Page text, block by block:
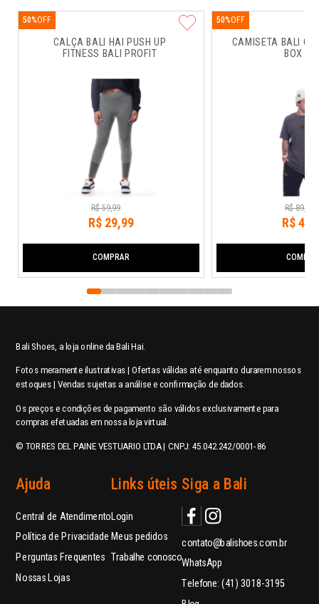
CALÇA BALI HAI PUSH UP
FITNESS BALI PROFIT
50%
R$ 59,99
R$ 29,99
COMPRAR
CAMISETA BALI
BOX
50%
R$ 89,
R$44
Bali Shoes, a loja online da Bali Hai.
Fotos meramente ilustrativas | Ofertas válidas até enquanto durarem nossos
estoques | Vendas sujeitas a análise e confirmação de dados.
Os preços e condições de pagamento são válidos exclusivamente para
compras efetuadas em nossa loja virtual.
© TORRES DEL PAINE VESTUARIO LTDA | CNPJ: 45.042.242/0001-86
Ajuda
Central de Atendimento
Política de Privacidade
Perguntas Frequentes
Nossas Lojas
Links úteis
Login
Meus pedidos
Trabalhe conosco
Siga a Bali
contato@balishoes.com.br
WhatsApp
Telefone: (41) 3018-3195